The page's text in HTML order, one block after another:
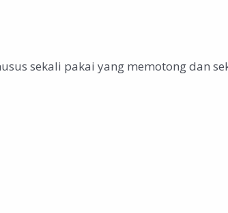
sekali pakai yang memotong dan